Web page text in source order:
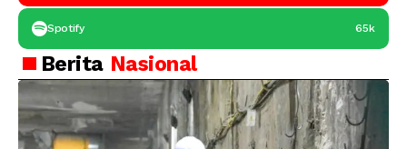
Spotify 65k
Berita Nasional